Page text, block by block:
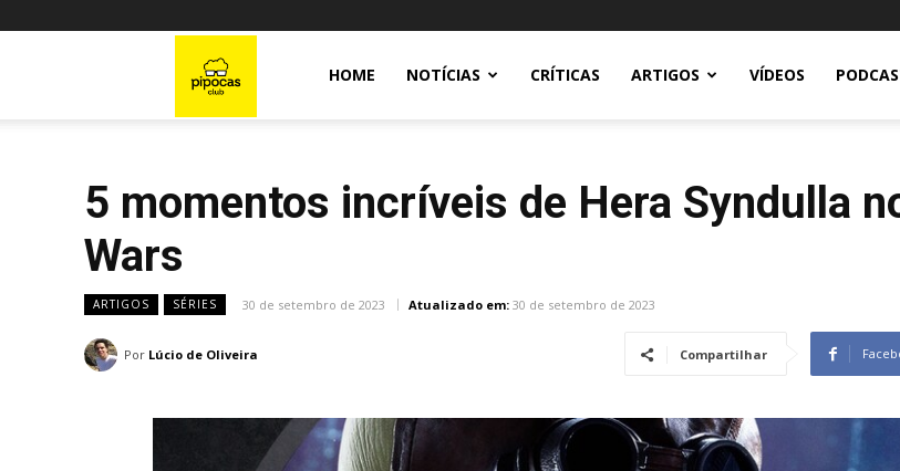
HOME NOTÍCIAS CRÍTICAS ARTIGOS VÍDEOS
5 momentos incríveis de Hera Syndulla
Wars
ARTIGOS SÉRIES 30 de setembro de 2023 Atualizado em: 30 de setembro de 2023
Por Lúcio de Oliveira Compartilhar